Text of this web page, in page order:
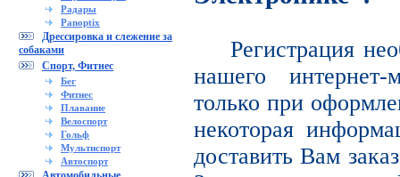
Радары
Panoptix
Дрессировка и слежение за
собаками
Спорт, Фитнес
Бег
Фитнес
Плавание
Велоспорт
Гольф
Мультиспорт
Автоспорт
Регистрация
нашего интернет-
только при
некоторая
доставить Вам